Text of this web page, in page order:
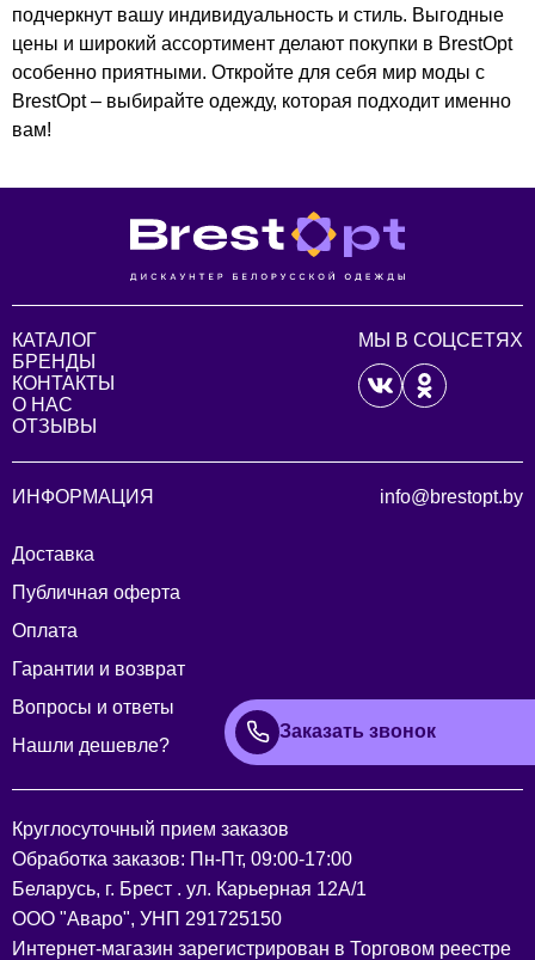
подчеркнут вашу индивидуальность и стиль. Выгодные
цены и широкий ассортимент делают покупки в BrestOpt
особенно приятными. Откройте для себя мир моды с
BrestOpt – выбирайте одежду, которая подходит именно
вам!
КАТАЛОГ
БРЕНДЫ
КОНТАКТЫ
О НАС
ОТЗЫВЫ
МЫ В СОЦСЕТЯХ
ИНФОРМАЦИЯ
Доставка
Публичная оферта
Оплата
Гарантии и возврат
Вопросы и ответы
Нашли дешевле?
info@brestopt.by
Заказать звонок
Круглосуточный прием заказов
Обработка заказов: Пн-Пт, 09:00-17:00
Беларусь, г. Брест . ул. Карьерная 12А/1
ООО "Аваро", УНП 291725150
Интернет-магазин зарегистрирован в Торговом реестре